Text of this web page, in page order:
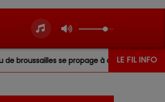
LE FIL INFO
se propage à deux jardins voisins